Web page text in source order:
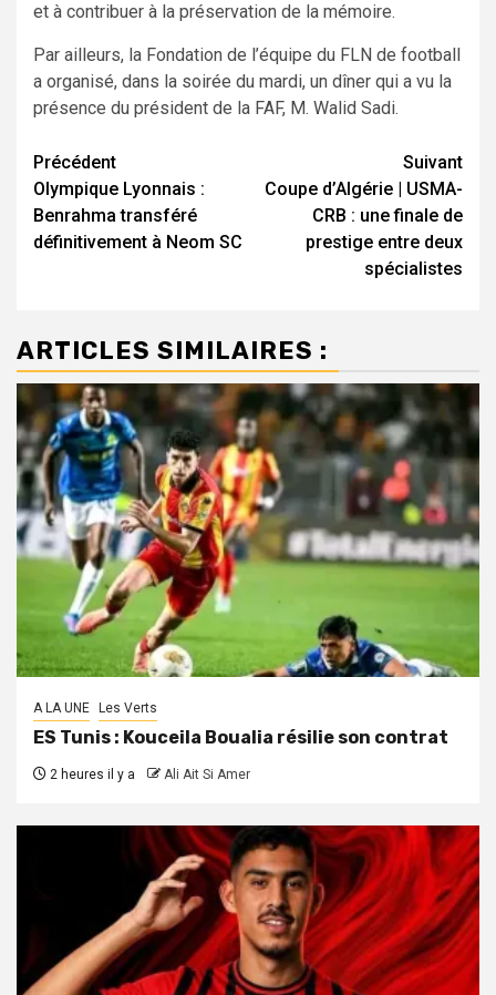
et à contribuer à la préservation de la mémoire.
Par ailleurs, la Fondation de l’équipe du FLN de football
a organisé, dans la soirée du mardi, un dîner qui a vu la
présence du président de la FAF, M. Walid Sadi.
Navigation
d’article
Précédent
Olympique Lyonnais :
Benrahma transféré
définitivement à Neom SC
Suivant
Coupe d’Algérie | USMA-
CRB : une finale de
prestige entre deux
spécialistes
ARTICLES SIMILAIRES :
A LA UNE Les Verts
ES Tunis : Kouceila Boualia résilie son contrat
2 heures il y a Ali Ait Si Amer